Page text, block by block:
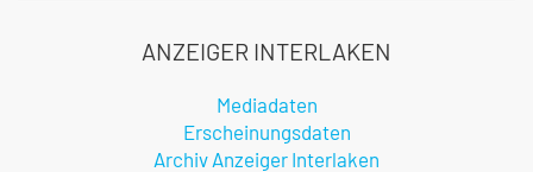
ANZEIGER INTERLAKEN
Mediadaten
Erscheinungsdaten
Archiv Anzeiger Interlaken